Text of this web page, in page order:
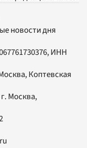
новости дня
ИНН
Коптевская
Москва,